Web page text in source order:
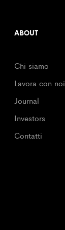
ABOUT
Chi siamo
Lavora con noi
Journal
Investors
Contatti